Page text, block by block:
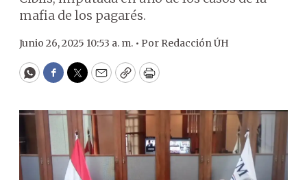
mafia de los pagarés.
Junio 26, 2025 10:53 a. m. • Por Redacción ÚH
WhatsApp
Facebook
Twitter
EmailCopyPrint